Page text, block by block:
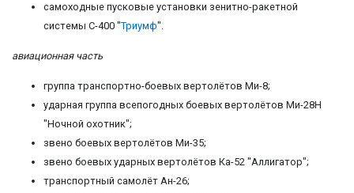
самоходные пусковые установки зенитно-ракетной
системы С-400 "Триумф".
авиационная часть
группа транспортно-боевых вертолётов Ми-8;
ударная группа всепогодных боевых вертолётов Ми-28Н
"Ночной охотник";
звено боевых вертолётов Ми-35;
звено боевых ударных вертолётов Ка-52 "Аллигатор";
транспортный самолёт Ан-26;